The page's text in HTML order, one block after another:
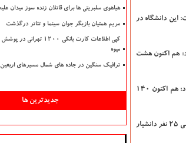
این دانشگاه در
داشته است، اشاره كرد: هم اكنون هشت
وی كسب عنوان برتر كشوری در افزایش جذب دانشجو مقاطع تحصیلی مختلف را از دیگر دستاوردهای اخیر دانشگاه آزاد اسلامی استان یزد دانست و بیان كرد: هم اكنون ۱۴۰
رییس دانشگاه آزاد یزد حضور ۱۷۰ عضو هیأت علمی تمام وقت را یكی از مهمترین خاصیت های این دانشگاه عنوان نمود و اظهار داشت: از این تعداد هیأت علمی ۲۵ نفر دانشیار
هیاهوی سلبریتی ها برای قاتلان زنده سوز میدان
مریم همتیان بازیگر جوان سینما و تئاتر درگذشت
کپی اطلاعات کارت بانکی ۱۲۰۰
میوه
ترافیک سنگین در جاده های شمال مسیرهای
جدیدترین ها